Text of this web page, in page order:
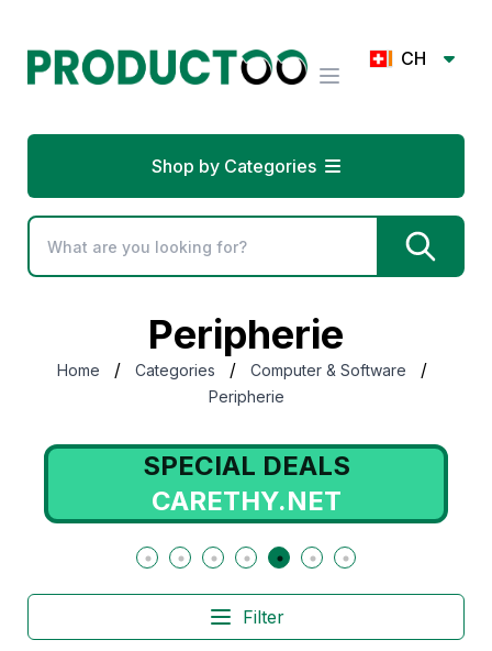
CH
Shop by Categories
Peripherie
Home / Categories / Computer & Software /
Peripherie
SPECIAL DEALS
CARETHY.NET
Filter